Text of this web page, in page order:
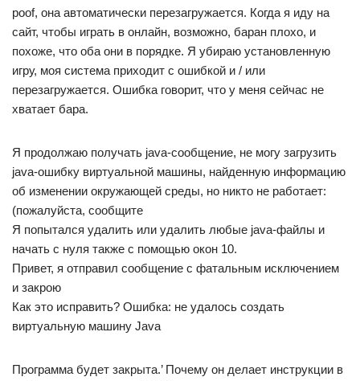
poof, она автоматически перезагружается. Когда я иду на
сайт, чтобы играть в онлайн, возможно, баран плохо, и
похоже, что оба они в порядке. Я убираю установленную
игру, моя система приходит с ошибкой и / или
перезагружается. Ошибка говорит, что у меня сейчас не
хватает бара.
Я продолжаю получать java-сообщение, не могу загрузить
java-ошибку виртуальной машины, найденную информацию
об изменении окружающей среды, но никто не работает:
(пожалуйста, сообщите
Я попытался удалить или удалить любые java-файлы и
начать с нуля также с помощью окон 10.
Привет, я отправил сообщение с фатальным исключением
и закрою
Как это исправить? Ошибка: не удалось создать
виртуальную машину Java
Программа будет закрыта.’ Почему он делает инструкции в